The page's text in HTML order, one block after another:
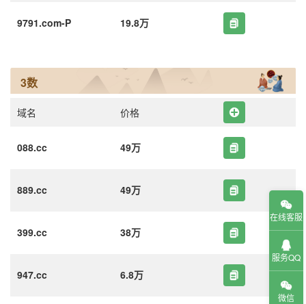
9791.com-P 19.8万
3数
域名 价格
088.cc 49万
889.cc 49万
399.cc 38万
947.cc 6.8万
在线客服
服务QQ
微信